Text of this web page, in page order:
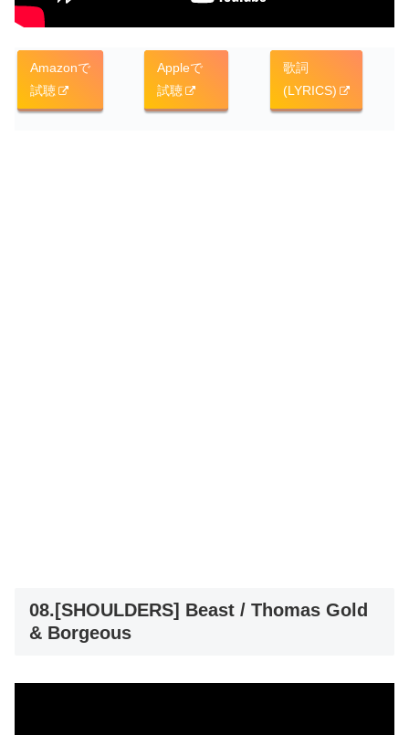
Amazonで
試聴
Appleで
試聴
歌詞
(LYRICS)
08.[SHOULDERS] Beast / Thomas Gold
& Borgeous